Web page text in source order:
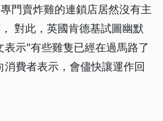
門賣炸雞的連鎖店居然沒有主
對此，英國肯德基試圖幽默
表示"有些雞隻已經在過馬路了
費者表示，會儘快讓運作回